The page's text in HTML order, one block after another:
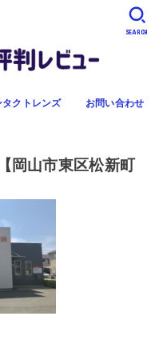
タクトレンズ お問い合わせ
SEARCH
岡山市東区松新町